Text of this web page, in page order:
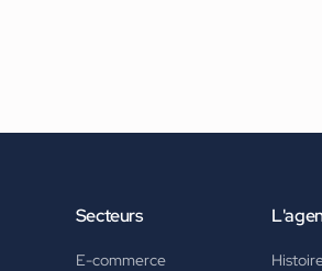
Secteurs
E-commerce